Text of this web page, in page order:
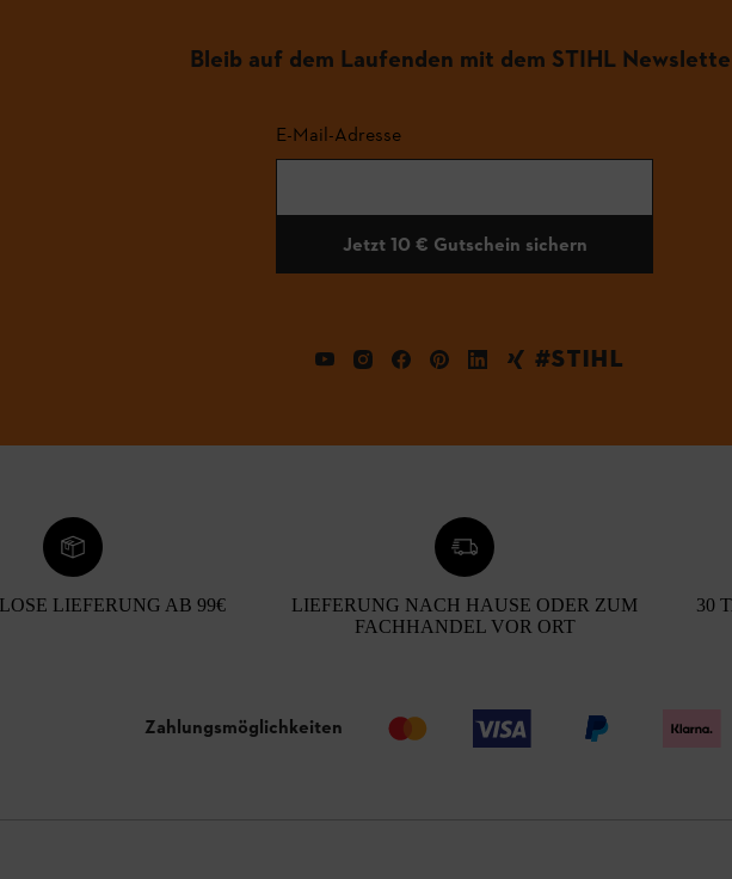
Bleib auf dem Laufenden mit dem STIHL
E-Mail-Adresse
Jetzt 10 € Gutschein sichern
#STIHL
LIEFERUNG AB 99€
LIEFERUNG NACH HAUSE ODER ZUM
FACHHANDEL VOR ORT
30
Zahlungsmöglichkeiten